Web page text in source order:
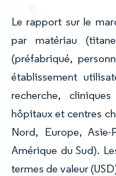
Le rapport sur le
par matériau
(préfabriqué,
établissement
recherche,
hôpitaux et centres
Nord, Europe,
Amérique du Sud).
termes de valeur